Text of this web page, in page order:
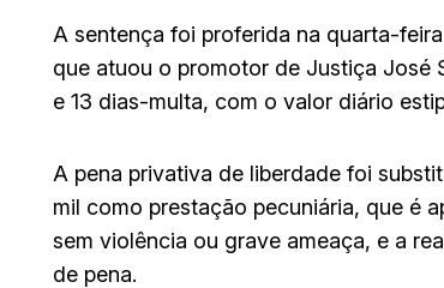
A sentença foi proferida na quarta-
que atuou o promotor de Justiça José
e 13 dias-multa, com o valor diário
A pena privativa de liberdade foi
mil como prestação pecuniária, que é
sem violência ou grave ameaça, e a
de pena.